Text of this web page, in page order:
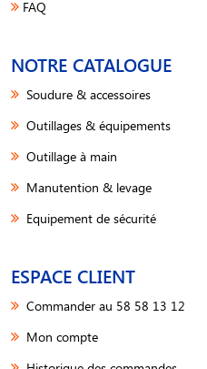
FAQ
NOTRE CATALOGUE
Soudure & accessoires
Outillages & équipements
Outillage à main
Manutention & levage
Equipement de sécurité
ESPACE CLIENT
Commander au 58 58 13 12
Mon compte